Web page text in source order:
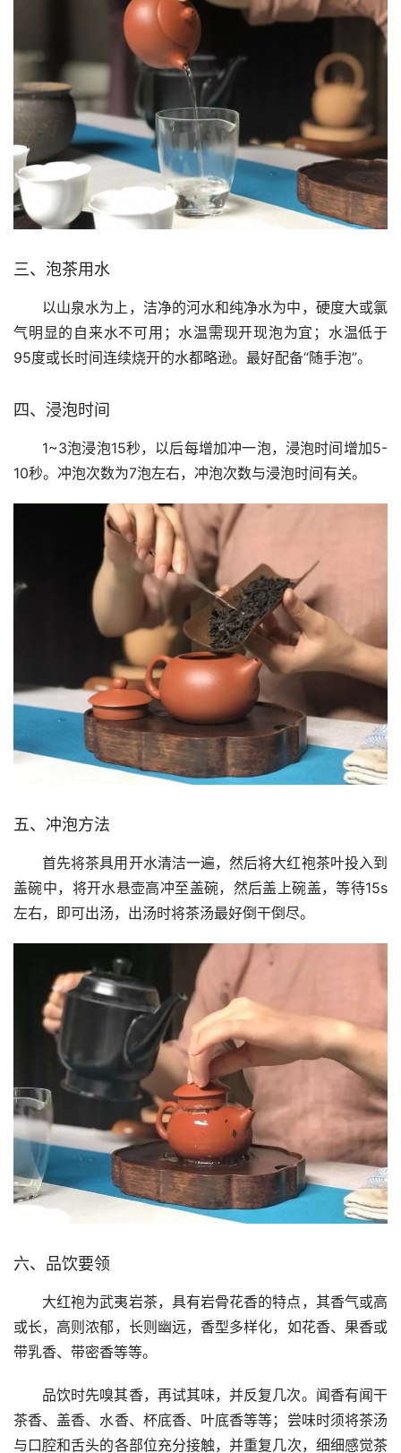
三、泡茶用水
以山泉水为上，洁净的河水和纯净水为中，硬度大或氯
气明显的自来水不可用；水温需现开现泡为宜；水温低于
95度或长时间连续烧开的水都略逊。最好配备“随手泡”。
四、浸泡时间
1~3泡浸泡15秒，以后每增加冲一泡，浸泡时间增加5-
10秒。冲泡次数为7泡左右，冲泡次数与浸泡时间有关。
五、冲泡方法
首先将茶具用开水清洁一遍，然后将大红袍茶叶投入到
盖碗中，将开水悬壶高冲至盖碗，然后盖上碗盖，等待15s
左右，即可出汤，出汤时将茶汤最好倒干倒尽。
六、品饮要领
大红袍为武夷岩茶，具有岩骨花香的特点，其香气或高
或长，高则浓郁，长则幽远，香型多样化，如花香、果香或
带乳香、带密香等等。
品饮时先嗅其香，再试其味，并反复几次。闻香有闻干
茶香、盖香、水香、杯底香、叶底香等等；尝味时须将茶汤
与口腔和舌头的各部位充分接触，并重复几次，细细感觉茶